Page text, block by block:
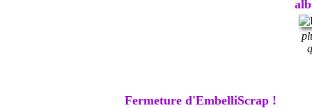
Fermeture d'EmbelliScrap !